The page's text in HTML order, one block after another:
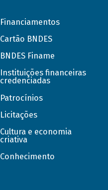
Financiamentos
Cartão BNDES
BNDES Finame
Instituições financeiras
credenciadas
Patrocínios
Licitações
Cultura e economia
criativa
Conhecimento